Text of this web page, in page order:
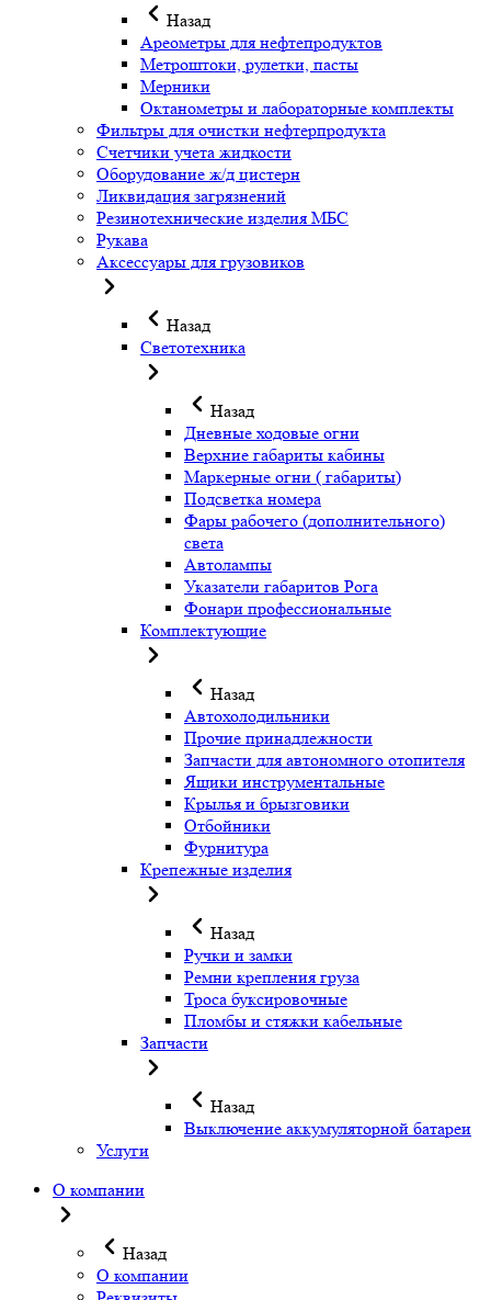
Назад
Ареометры для нефтепродуктов
Метроштоки, рулетки, пасты
Мерники
Октанометры и лабораторные комплекты
Фильтры для очистки нефтерпродукта
Счетчики учета жидкости
Оборудование ж/д цистерн
Ликвидация загрязнений
Резинотехнические изделия МБС
Рукава
Аксессуары для грузовиков
Назад
Светотехника
Назад
Дневные ходовые огни
Верхние габариты кабины
Маркерные огни ( габариты)
Подсветка номера
Фары рабочего (дополнительного)
света
Автолампы
Указатели габаритов Рога
Фонари профессиональные
Комплектующие
Назад
Автохолодильники
Прочие принадлежности
Запчасти для автономного отопителя
Ящики инструментальные
Крылья и брызговики
Отбойники
Фурнитура
Крепежные изделия
Назад
Ручки и замки
Ремни крепления груза
Троса буксировочные
Пломбы и стяжки кабельные
Запчасти
Назад
Выключение аккумуляторной батареи
Услуги
О компании
Назад
О компании